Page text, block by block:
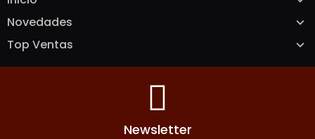
Novedades
Top Ventas
Newsletter